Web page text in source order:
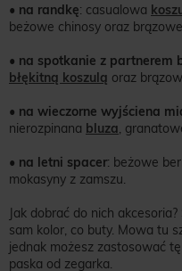
• na randkę: casualowa
beżowe chinosy oraz
• na spotkanie z partnerem
błękitną koszulą oraz
• na wieczorne wyjściena
nierozpinana bluza,
• na letni spacer: beżowe
mokasyny z zamszu.
Jak dobrać do nich akcesoria?
sam kolor, co buty. Mowa tu
jednak możesz zastosować
paska od zegarka.